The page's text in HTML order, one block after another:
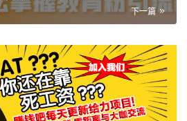
下一篇